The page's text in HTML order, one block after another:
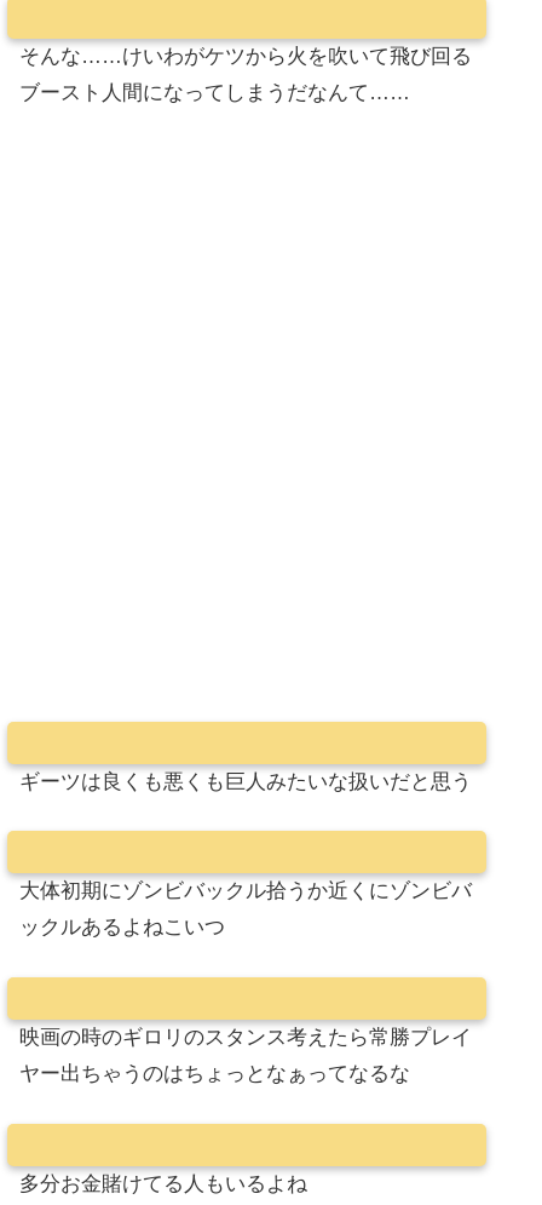
そんな……けいわがケツから火を吹いて飛び回る
ブースト人間になってしまうだなんて……
ギーツは良くも悪くも巨人みたいな扱いだと思う
大体初期にゾンビバックル拾うか近くにゾンビバ
ックルあるよねこいつ
映画の時のギロリのスタンス考えたら常勝プレイ
ヤー出ちゃうのはちょっとなぁってなるな
多分お金賭けてる人もいるよね